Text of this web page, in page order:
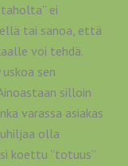
ei
tai sanoa, että
voi tehdä.
sen
silloin
varassa asiakas
olla
koettu ”totuus”